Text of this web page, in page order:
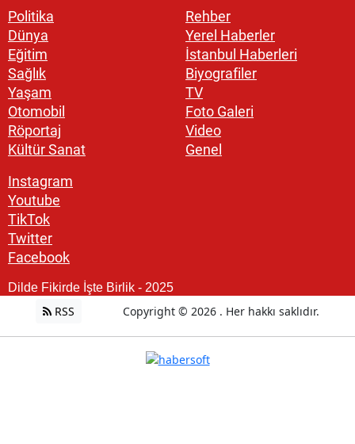
Politika
Dünya
Eğitim
Sağlık
Yaşam
Otomobil
Röportaj
Kültür Sanat
Rehber
Yerel Haberler
İstanbul Haberleri
Biyografiler
TV
Foto Galeri
Video
Genel
Instagram
Youtube
TikTok
Twitter
Facebook
Dilde Fikirde İşte Birlik - 2025
RSS Copyright © 2026 . Her hakkı saklıdır.